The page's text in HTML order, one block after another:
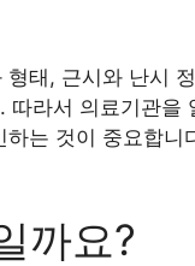
태, 근시와 난시
라서 의료기관을
는 것이 중요합니
까요?